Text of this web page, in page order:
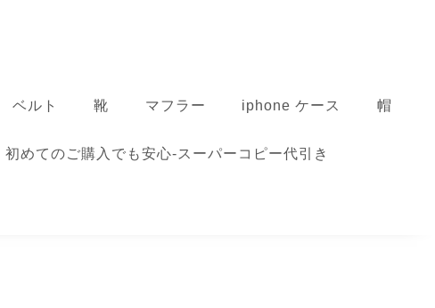
ベルト 靴 マフラー iphone ケース 帽
初めてのご購入でも安心-スーパーコピー代引き